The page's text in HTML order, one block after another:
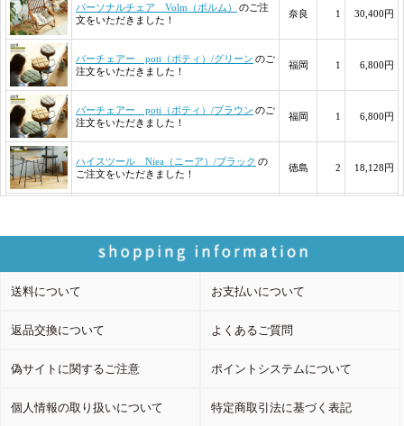
送料について お支払いについて
返品交換について よくあるご質問
偽サイトに関するご注意 ポイントシステムについて
個人情報の取り扱いについて 特定商取引法に基づく表記